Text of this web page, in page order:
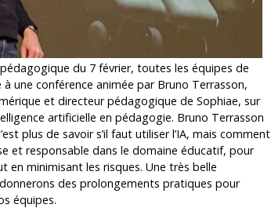
du 7 février, toutes les équipes de
une conférence animée par Bruno Terrasson,
et directeur pédagogique de Sophiae, sur
artificielle en pédagogie. Bruno Terrasson
plus de savoir s’il faut utiliser l’IA, mais comment
et responsable dans le domaine éducatif, pour
en minimisant les risques. Une très belle
des prolongements pratiques pour
équipes.